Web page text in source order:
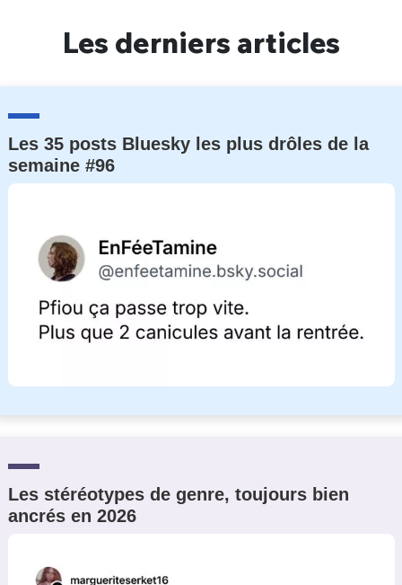
Les derniers articles
Les 35 posts Bluesky les plus drôles de la
semaine #96
Les stéréotypes de genre, toujours bien
ancrés en 2026
Un Thread